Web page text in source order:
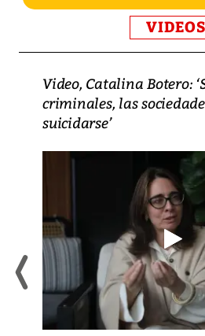
VIDEOS
Video, Catalina Botero:
criminales, las
suicidarse’